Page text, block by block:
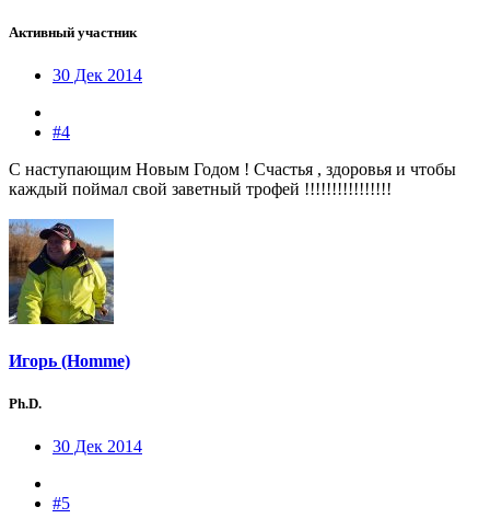
Активный участник
30 Дек 2014
#4
С наступающим Новым Годом ! Счастья , здоровья и чтобы
каждый поймал свой заветный трофей !!!!!!!!!!!!!!!!
Игорь (Homme)
Ph.D.
30 Дек 2014
#5